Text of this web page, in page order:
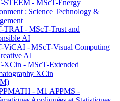
STEEM - MScT-Energy
: Science Technology &
TRAI - MScT-Trust and
AI
ViCAI - MScT-Visual Computing
AI
XCin - MScT-Extended
XCin
- M1 APPMS -